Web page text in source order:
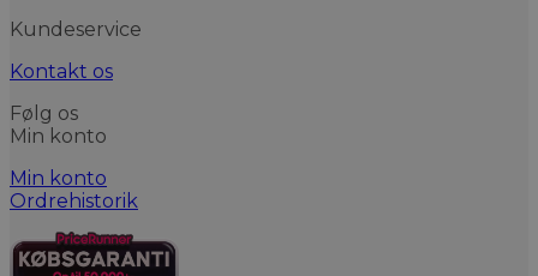
Kundeservice
Kontakt os
Følg os
Min konto
Min konto
Ordrehistorik